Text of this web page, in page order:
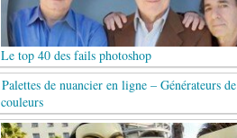
Le top 40 des fails photoshop
Palettes de nuancier en ligne – Générateurs de
couleurs